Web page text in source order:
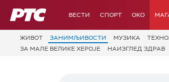
РТС ВЕСТИ СПОРТ OKO
ЖИВОТ ЗАНИМЉИВОСТИ МУЗИКА
ЗА МАЛЕ ВЕЛИКЕ ХЕРОЈЕ
НАИЗГЛЕД ЗДРАВ